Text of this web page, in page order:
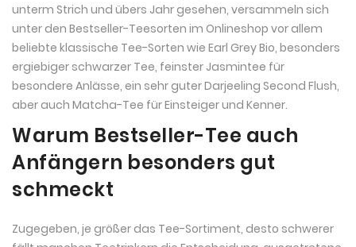
unterm Strich und übers Jahr gesehen, versammeln sich
unter den Bestseller-Teesorten im Onlineshop vor allem
beliebte klassische Tee-Sorten wie Earl Grey Bio, besonders
ergiebiger schwarzer Tee, feinster Jasmintee für
besondere Anlässe, ein sehr guter Darjeeling Second Flush,
aber auch Matcha-Tee für Einsteiger und Kenner.
Warum Bestseller-Tee auch
Anfängern besonders gut
schmeckt
Zugegeben, je größer das Tee-Sortiment, desto schwerer